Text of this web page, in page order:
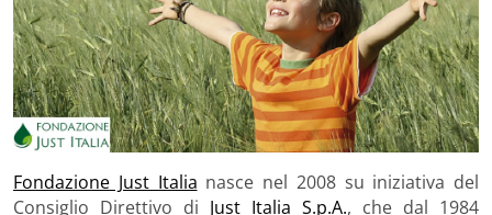
Fondazione Just Italia nasce nel 2008 su iniziativa del
Consiglio Direttivo di Just Italia S.p.A., che dal 1984